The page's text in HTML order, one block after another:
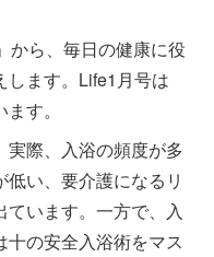
から、毎日の健康に役
します。Life1月号は
す。
実際、入浴の頻度が多
い、要介護になるリ
います。一方で、入
の安全入浴術をマス